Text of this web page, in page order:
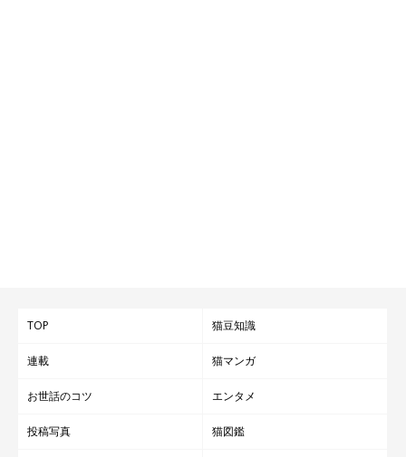
TOP 猫豆知識
連載 猫マンガ
お世話のコツ エンタメ
投稿写真 猫図鑑